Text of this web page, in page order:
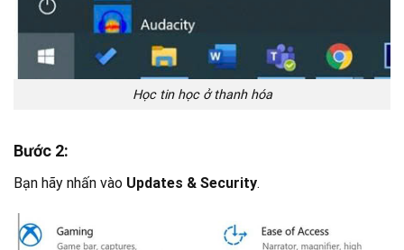
Học tin học ở thanh hóa
Bước 2:
Bạn hãy nhấn vào Updates & Security.